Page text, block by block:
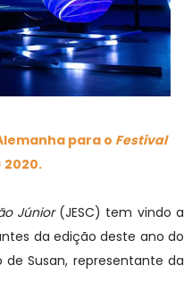
para o Festival
2020.
Júnior(JESC) tem vindo a
da edição deste ano do
Susan, representante da